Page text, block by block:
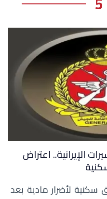
الإيرانية.. اعتراض
لأضرار مادية بعد